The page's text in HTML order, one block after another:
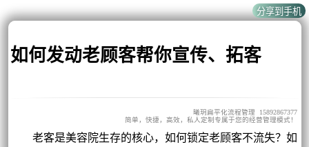
如何发动老顾客帮你宣传、拓客
曦玥扁平化流程管理 15892867377
简单，快捷，高效，私人定制专属于您的经营管理模式！
老客是美容院生存的核心，如何锁定老顾客不流失？如